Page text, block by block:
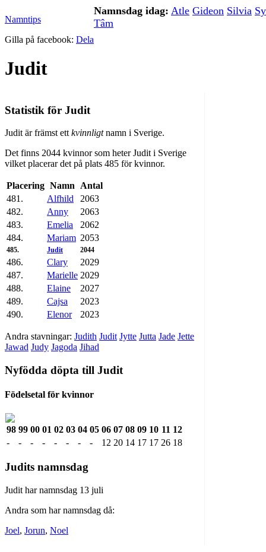
Namntips
Gilla på facebook: Dela
Namnsdag idag: Atle Gideon Silvia
Tâm
Judit
Statistik för Judit
Judit är främst ett kvinnligtnamn i Sverige.
Det finns 2044 kvinnor som heter Judit i Sverige
vilket placerar det på plats 485 för kvinnor.
Placering Namn
Antal
481.
Alfhild
2063
482.
Anny
2063
483.
Emelia
2062
484.
Mariam 2053
485. Judit 2044
486. Clary
2029
487.
Marielle 2029
488.
Elaine
2027
489.
Cajsa
2023
490.
Elenor 2023
Andra stavningar: Judith Judit Jytte Jutta Jade Jette
Jawad Judy Jagoda Jihad
Nyfödda döpta till Judit
Födelsetal för kvinnor
98 99 00 01 02 03 04 05 06 07 08 09 10 11 12
-
- - - - - - - 12 20 14 17 17 26 18
Judits namnsdag
Judit har namnsdag 13 juli
Andra som har namnsdag då:
Joel, Jorun, Noel